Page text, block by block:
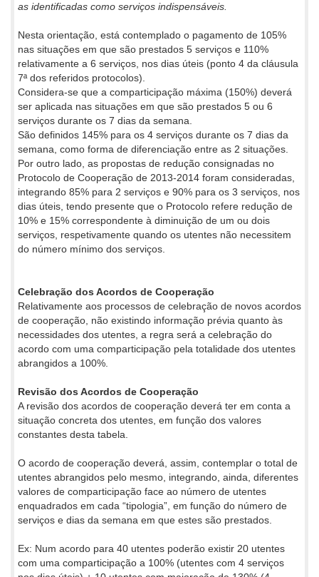
as identificadas como serviços indispensáveis.
Nesta orientação, está contemplado o pagamento de 105%
nas situações em que são prestados 5 serviços e 110%
relativamente a 6 serviços, nos dias úteis (ponto 4 da cláusula
7ª dos referidos protocolos).
Considera-se que a comparticipação máxima (150%) deverá
ser aplicada nas situações em que são prestados 5 ou 6
serviços durante os 7 dias da semana.
São definidos 145% para os 4 serviços durante os 7 dias da
semana, como forma de diferenciação entre as 2 situações.
Por outro lado, as propostas de redução consignadas no
Protocolo de Cooperação de 2013-2014 foram consideradas,
integrando 85% para 2 serviços e 90% para os 3 serviços, nos
dias úteis, tendo presente que o Protocolo refere redução de
10% e 15% correspondente à diminuição de um ou dois
serviços, respetivamente quando os utentes não necessitem
do número mínimo dos serviços.
Celebração dos Acordos de Cooperação
Relativamente aos processos de celebração de novos acordos
de cooperação, não existindo informação prévia quanto às
necessidades dos utentes, a regra será a celebração do
acordo com uma comparticipação pela totalidade dos utentes
abrangidos a 100%.
Revisão dos Acordos de Cooperação
A revisão dos acordos de cooperação deverá ter em conta a
situação concreta dos utentes, em função dos valores
constantes desta tabela.
O acordo de cooperação deverá, assim, contemplar o total de
utentes abrangidos pelo mesmo, integrando, ainda, diferentes
valores de comparticipação face ao número de utentes
enquadrados em cada “tipologia”, em função do número de
serviços e dias da semana em que estes são prestados.
Ex: Num acordo para 40 utentes poderão existir 20 utentes
com uma comparticipação a 100% (utentes com 4 serviços